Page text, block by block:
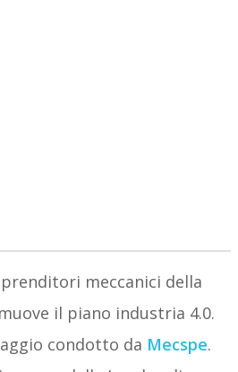
meccanici della
il piano industria 4.0.
condotto da Mecspe.